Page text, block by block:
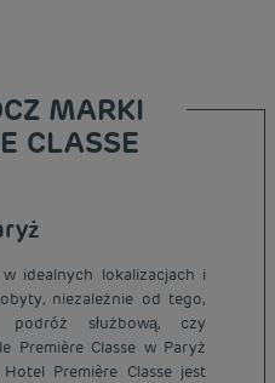
MARKI
CLASSE
idealnych lokalizacjach i
niezależnie od tego,
służbową, czy
Première Classe w Paryż
Première Classe jest